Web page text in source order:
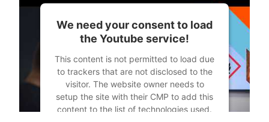
We need your consent to load
the Youtube service!
This content is not permitted to load due
to trackers that are not disclosed to the
visitor. The website owner needs to
setup the site with their CMP to add this
content to the list of technologies used.